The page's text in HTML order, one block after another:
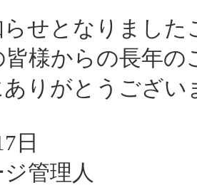
せとなりまし
様からの長年
りがとうござい
日
管理人